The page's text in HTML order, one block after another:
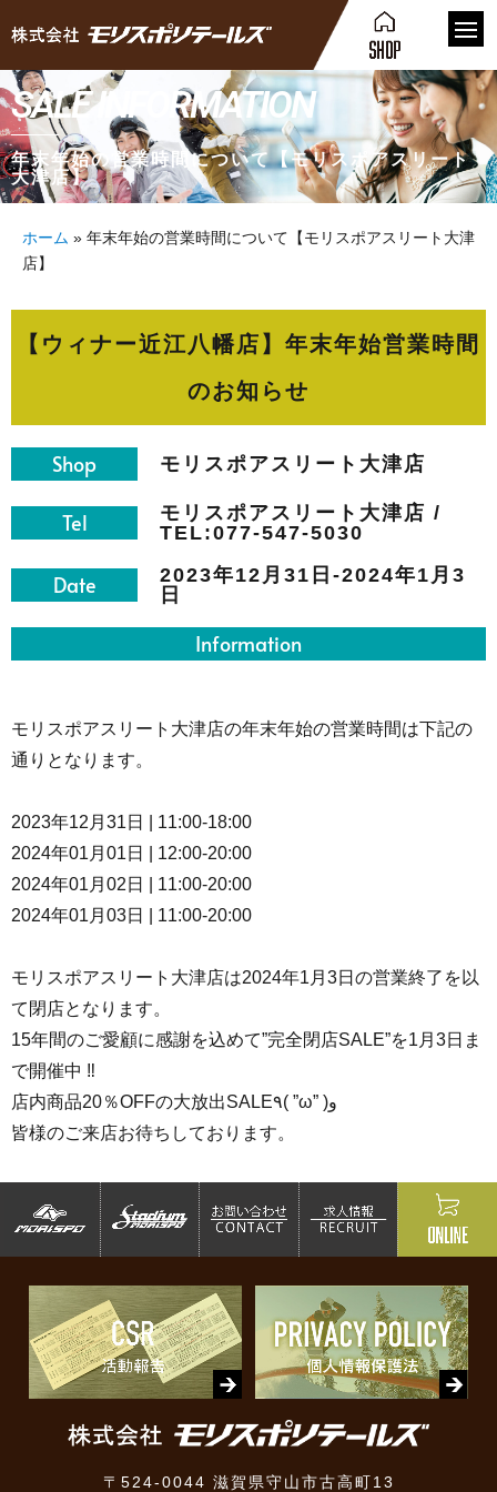
SALE INFORMATION
年末年始の営業時間について【モリスポアスリート
大津店】
ホーム » 年末年始の営業時間について【モリスポアスリート大津
店】
【ウィナー近江八幡店】年末年始営業時間
のお知らせ
Shop モリスポアスリート大津店
Tel
モリスポアスリート大津店 /
TEL:077-547-5030
Date
2023年12月31日-2024年1月3
日
Information
モリスポアスリート大津店の年末年始の営業時間は下記の
通りとなります。
2023年12月31日 | 11:00-18:00
2024年01月01日 | 12:00-20:00
2024年01月02日 | 11:00-20:00
2024年01月03日 | 11:00-20:00
モリスポアスリート大津店は2024年1月3日の営業終了を以
て閉店となります。
15年間のご愛顧に感謝を込めて”完全閉店SALE”を1月3日ま
で開催中 ‼
店内商品20％OFFの大放出SALE٩( ”ω” )و
皆様のご来店お待ちしております。
〒524-0044 滋賀県守山市古高町13